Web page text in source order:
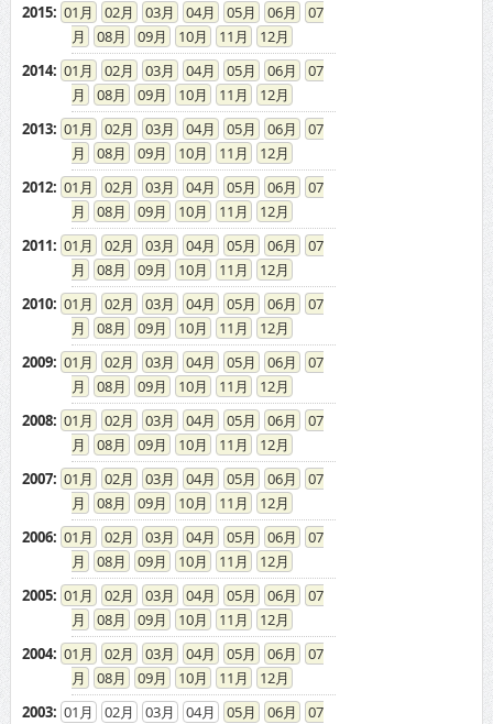
2015: 01 02 03 04 05 06
07
08
09 10 11
12
2014: 01 02 03 04 05 06
07
08
09 10 11
12
2013: 01 02 03 04 05 06
07
08
09 10 11
12
2012: 01 02 03 04 05 06
07
08
09 10 11
12
2011: 01 02 03 04 05 06
07
08
09 10 11
12
2010: 01 02 03 04 05 06
07
08
09 10 11
12
2009: 01 02 03 04 05 06
07
08
09 10 11
12
2008: 01 02 03 04 05 06
07
08
09 10 11
12
2007: 01 02 03 04 05 06
07
08
09 10 11
12
2006: 01 02 03 04 05 06
07
08
09 10 11
12
2005: 01 02 03 04 05 06
07
08
09 10 11
12
2004: 01 02 03 04 05 06
07
08
09 10 11
12
2003: 01 02 03 04 05 06
07